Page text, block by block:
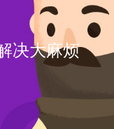
决大麻烦